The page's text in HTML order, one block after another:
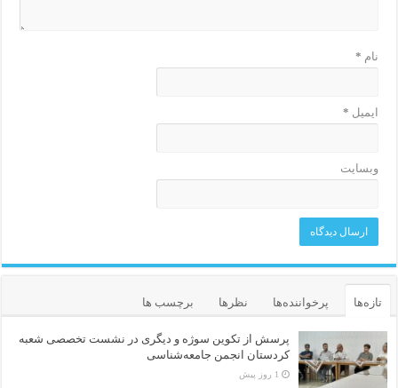
نام *
ایمیل *
وبسایت
تازه‌ها پرخواننده‌ها نظرها برچسب ها
پرسش از تکوین سوژه و دیگری در نشست تخصصی شعبه
کردستان انجمن جامعه‌شناسی
1 روز پیش